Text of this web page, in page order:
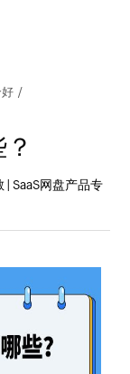
/
| SaaS网盘产品专